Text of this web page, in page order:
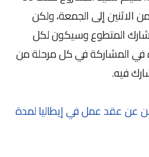
إلى الجمعة، ولكن
المتطوع وسيكون لكل
المشاركة في كل مرحلة من
فيه.
عن عقد عمل في إيطاليا لمدة